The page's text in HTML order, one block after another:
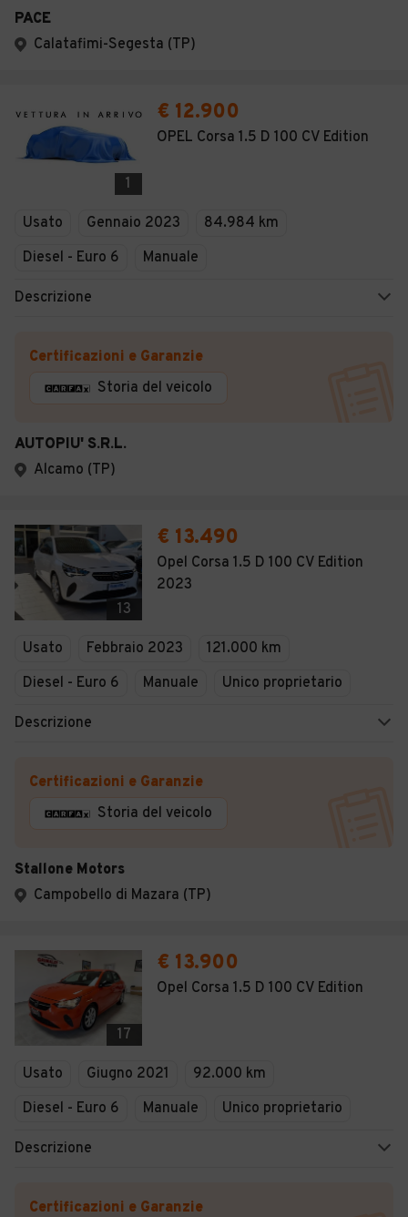
PACE
Calatafimi-Segesta (TP)
1
€ 12.900
OPEL Corsa 1.5 D 100 CV Edition
Usato Gennaio 2023
84.984 km
Diesel - Euro 6
Manuale
Descrizione
Certificazioni e Garanzie
Storia del veicolo
AUTOPIU' S.R.L.
Alcamo (TP)
13
€ 13.490
Opel Corsa 1.5 D 100 CV Edition
2023
Usato Febbraio 2023
121.000 km
Diesel - Euro 6
Manuale Unico proprietario
Descrizione
Certificazioni e Garanzie
Storia del veicolo
Stallone Motors
Campobello di Mazara (TP)
17
€ 13.900
Opel Corsa 1.5 D 100 CV Edition
Usato Giugno 2021
92.000 km
Diesel - Euro 6
Manuale Unico proprietario
Descrizione
Certificazioni e Garanzie